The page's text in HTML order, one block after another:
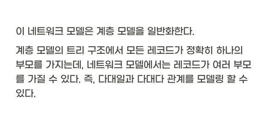
이 네트워크 모델은 계층 모델을 일반화한다.
계층 모델의 트리 구조에서 모든 레코드가 정확히 하나의
부모를 가지는데, 네트워크 모델에서는 레코드가 여러 부모
를 가질 수 있다. 즉, 다대일과 다대다 관계를 모델링 할 수
있다.